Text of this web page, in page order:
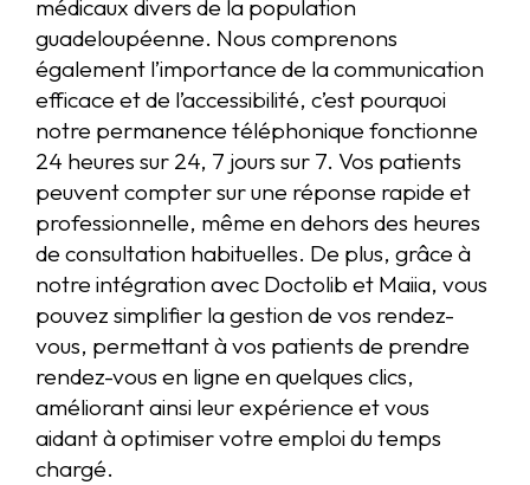
médicaux divers de la population
guadeloupéenne. Nous comprenons
également l’importance de la communication
efficace et de l’accessibilité, c’est pourquoi
notre permanence téléphonique fonctionne
24 heures sur 24, 7 jours sur 7. Vos patients
peuvent compter sur une réponse rapide et
professionnelle, même en dehors des heures
de consultation habituelles. De plus, grâce à
notre intégration avec Doctolib et Maiia, vous
pouvez simplifier la gestion de vos rendez-
vous, permettant à vos patients de prendre
rendez-vous en ligne en quelques clics,
améliorant ainsi leur expérience et vous
aidant à optimiser votre emploi du temps
chargé.